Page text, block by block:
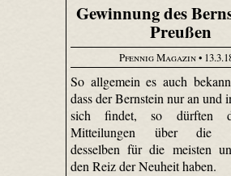
Gewinnung des
Preußen
Pfennig Magazin•
So allgemein es auch
dass der Bernstein nur an und
sich findet, so dürften
Mitteilungen über die
desselben für die meisten
den Reiz der Neuheit haben.